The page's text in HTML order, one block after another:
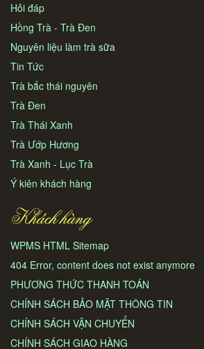
Hỏi đáp
Hồng Trà - Trà Đen
Nguyên liệu làm trà sữa
Tin Tức
Trà bắc thái nguyên
Trà Đen
Trà Thái Xanh
Trà Ướp Hương
Trà Xanh - Lục Trà
Ý kiên khách hàng
Khách hàng
WPMS HTML Sitemap
404 Error, content does not exist anymore
PHƯƠNG THỨC THANH TOÁN
CHÍNH SÁCH BẢO MẬT THÔNG TIN
CHÍNH SÁCH VẬN CHUYỂN
CHÍNH SÁCH GIAO HÀNG